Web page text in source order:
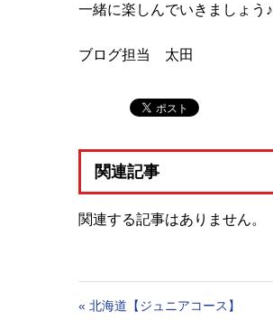
一緒に楽しんでいきましょう♪
ブログ担当 太田
関連記事
関連する記事はありません。
« 北海道【ジュニアコース】